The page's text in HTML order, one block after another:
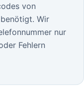
von
Wir
nur
Fehlern